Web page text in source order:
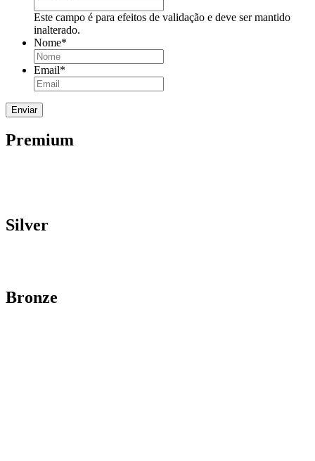
Este campo é para efeitos de validação e deve ser mantido
inalterado.
Nome*
Email*
Premium
Silver
Bronze